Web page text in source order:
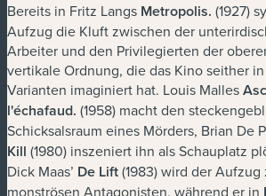
Bereits in Fritz Langs Metropolis. (1927)
Aufzug die Kluft zwischen der
Arbeiter und den Privilegierten der
vertikale Ordnung, die das Kino seither
Varianten imaginiert hat. Louis Malles
l'échafaud. (1958) macht den
Schicksalsraum eines Mörders, Brian De
Kill (1980) inszeniert ihn als Schauplatz
Dick Maas’ De Lift(1983) wird der
monströsen Antagonisten, während er in